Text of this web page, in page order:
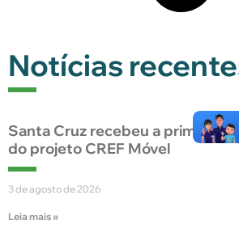
Notícias
Santa Cruz recebeu a primeira
do projeto CREF Móvel
3 de agosto de 2026
Leia mais »